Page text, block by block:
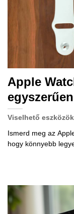
Apple
Viselhető eszközök
Ismerd meg az
hogy könnyebb